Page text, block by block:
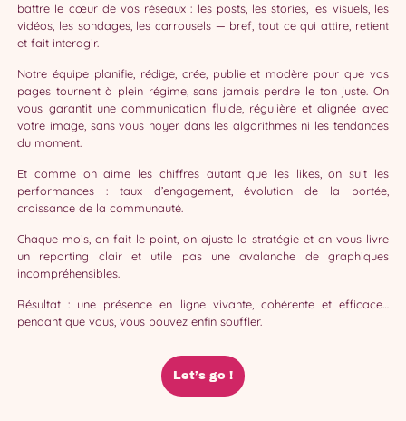
battre le cœur de vos réseaux : les posts, les stories, les visuels, les
vidéos, les sondages, les carrousels — bref, tout ce qui attire, retient
et fait interagir.
Notre équipe planifie, rédige, crée, publie et modère pour que vos
pages tournent à plein régime, sans jamais perdre le ton juste. On
vous garantit une communication fluide, régulière et alignée avec
votre image, sans vous noyer dans les algorithmes ni les tendances
du moment.
Et comme on aime les chiffres autant que les likes, on suit les
performances : taux d’engagement, évolution de la portée,
croissance de la communauté.
Chaque mois, on fait le point, on ajuste la stratégie et on vous livre
un reporting clair et utile pas une avalanche de graphiques
incompréhensibles.
Résultat : une présence en ligne vivante, cohérente et efficace…
pendant que vous, vous pouvez enfin souffler.
Let’s go !